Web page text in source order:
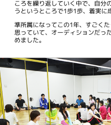
ころを繰り返していく中で、自分
うというところで1歩1歩、着実に
準所属になってこの1年、すごく
思っていて、オーディションだっ
めました。